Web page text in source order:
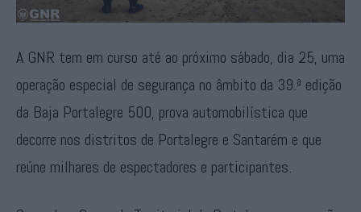
A GNR tem em curso até ao próximo sábado, dia 25, uma
operação especial de segurança no âmbito da 39.ª edição
da Baja Portalegre 500, prova automobilística que
decorre nos distritos de Portalegre e Santarém e que
reúne milhares de espectadores e participantes.